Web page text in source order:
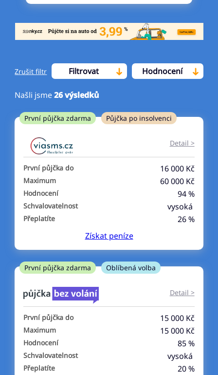
Zrušit filtr Filtrovat Hodnocení
Od
První půjčka zdarma
–
ano
ne
ano
ne
V exekuci
ano
ne
Po insolvenci
ano
Našli jsme26výsledků
První půjčka zdarma Půjčka po insolvenci
Detail >
První půjčka do 16 000 Kč
Maximum 60 000 Kč
Hodnocení 94 %
Schvalovatelnost vysoká
Přeplatíte
26 %
Získatpeníze
První půjčka zdarma Oblíbená volba
Detail >
První půjčka do 15 000 Kč
Maximum 15 000 Kč
Hodnocení 85 %
Schvalovatelnost vysoká
Přeplatíte
20 %